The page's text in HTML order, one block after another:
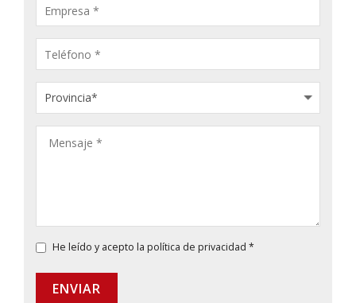
He leído y acepto la política de privacidad *
ENVIAR